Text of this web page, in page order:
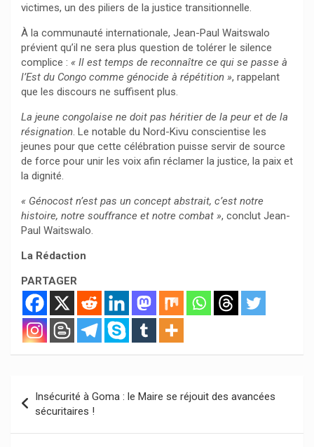
victimes, un des piliers de la justice transitionnelle.
À la communauté internationale, Jean-Paul Waitswalo
prévient qu’il ne sera plus question de tolérer le silence
complice : « Il est temps de reconnaître ce qui se passe à
l’Est du Congo comme génocide à répétition », rappelant
que les discours ne suffisent plus.
La jeune congolaise ne doit pas héritier de la peur et de la
résignation. Le notable du Nord-Kivu conscientise les
jeunes pour que cette célébration puisse servir de source
de force pour unir les voix afin réclamer la justice, la paix et
la dignité.
« Génocost n’est pas un concept abstrait, c’est notre
histoire, notre souffrance et notre combat », conclut Jean-
Paul Waitswalo.
La Rédaction
PARTAGER
de
l’article
Insécurité à Goma : le Maire se réjouit des avancées
sécuritaires !